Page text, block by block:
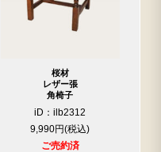
桜材
レザー張
角椅子
iD：ilb2312
9,990円
ご売約済